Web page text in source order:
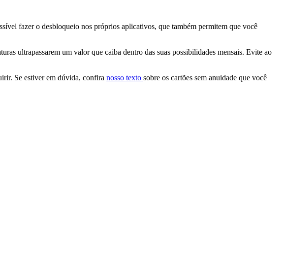
fazer o desbloqueio nos próprios aplicativos, que também permitem que você
ultrapassarem um valor que caiba dentro das suas possibilidades mensais. Evite ao
Se estiver em dúvida, confira nosso texto sobre os cartões sem anuidade que você